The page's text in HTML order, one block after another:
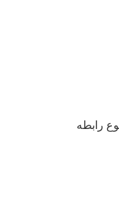
رابطه